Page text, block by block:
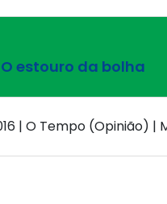
estouro da bolha
| O Tempo (Opinião) |